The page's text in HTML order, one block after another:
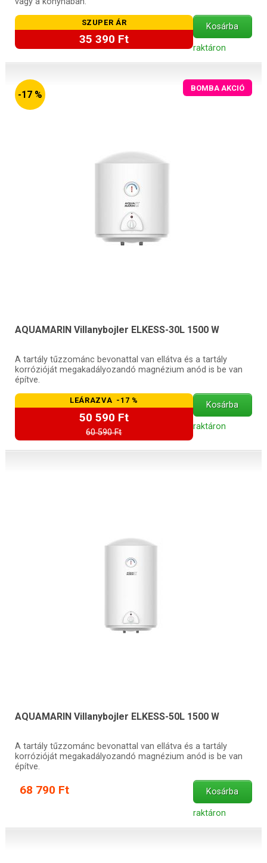
SZUPER ÁR
35 390 Ft
Kosárba
raktáron
-17 %
BOMBA AKCIÓ
AQUAMARIN Villanybojler ELKESS-30L 1500 W
A tartály tűzzománc bevonattal van ellátva és a tartály
korrózióját megakadályozandó magnézium anód is be van
építve.
LEÁRAZVA -17 %
50 590 Ft
60 590 Ft
Kosárba
raktáron
AQUAMARIN Villanybojler ELKESS-50L 1500 W
A tartály tűzzománc bevonattal van ellátva és a tartály
korrózióját megakadályozandó magnézium anód is be van
építve.
68 790 Ft Kosárba
raktáron